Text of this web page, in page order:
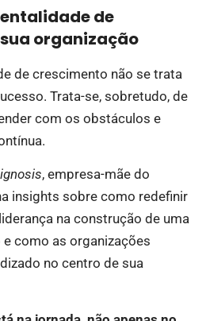
de
organização
de crescimento não se trata
Trata-se, sobretudo, de
com os obstáculos e
, empresa-mãe do
insights sobre como redefinir
na construção de uma
como as organizações
no centro de sua